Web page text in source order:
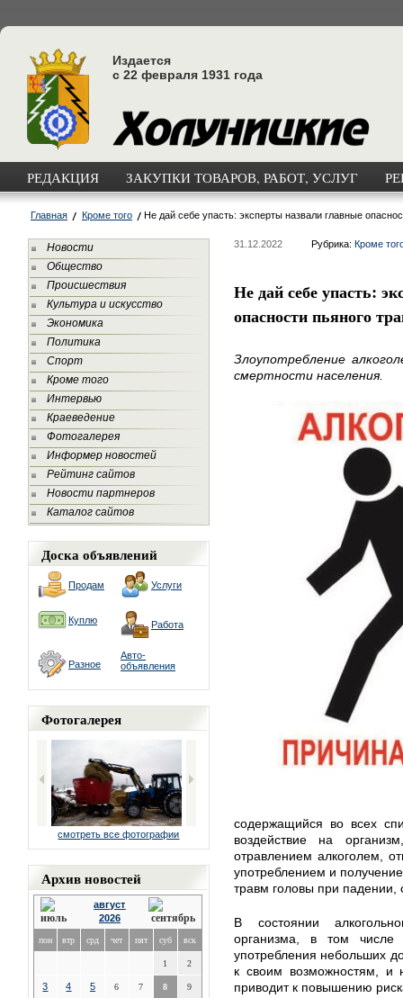
Издается
с 22 февраля 1931 года
РЕДАКЦИЯ ЗАКУПКИ ТОВАРОВ, РАБОТ, УСЛУГ
Главная Кроме того Не дай себе упасть: эксперты назвали главные
Новости
Общество
Происшествия
Культура и искусство
Экономика
Политика
Спорт
Кроме того
Интервью
Краеведение
Фотогалерея
Информер новостей
Рейтинг сайтов
Новости партнеров
Каталог сайтов
Доска объявлений
Продам Услуги
Куплю Работа
Разное
Авто-
объявления
Фотогалерея
смотреть все фотографии
Архив новостей
август
2026
пон втр срд чет пят суб вск
1 2
3 4 5 6 7 8 9
31.12.2022 Рубрика: Кроме
Не дай себе упасть:
опасности пьяного
Злоупотребление
смертности населения.
содержащийся во всех
воздействие на
отравлением алкоголем,
употреблением и
травм головы при падении,
В состоянии
организма, в том числе
употребления небольших
к своим возможностям, и
приводит к повышению